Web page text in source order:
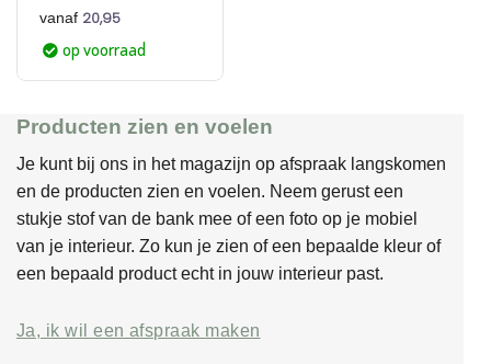
vanaf 20,95
op voorraad
Producten zien en voelen
Je kunt bij ons in het magazijn op afspraak langskomen
en de producten zien en voelen. Neem gerust een
stukje stof van de bank mee of een foto op je mobiel
van je interieur. Zo kun je zien of een bepaalde kleur of
een bepaald product echt in jouw interieur past.
Ja, ik wil een afspraak maken